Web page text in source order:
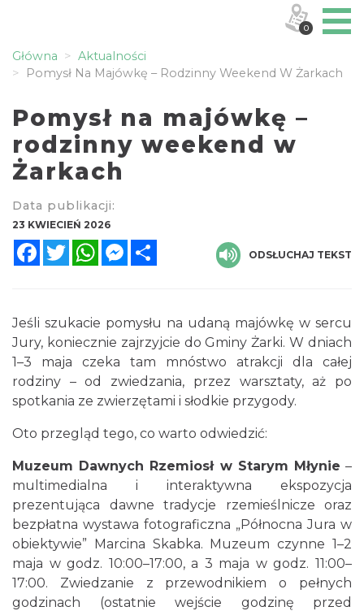
Główna
Aktualności
Pomysł Na Majówkę – Rodzinny Weekend W Żarkach
Pomysł na majówkę –
rodzinny weekend w
Żarkach
Data publikacji:
23 KWIECIEŃ 2026
FacebookTwitterWhatsAppMessenger
ODSŁUCHAJ TEKST
Jeśli szukacie pomysłu na udaną majówkę w sercu
Jury, koniecznie zajrzyjcie do Gminy Żarki. W dniach
1–3 maja czeka tam mnóstwo atrakcji dla całej
rodziny – od zwiedzania, przez warsztaty, aż po
spotkania ze zwierzętami i słodkie przygody.
Oto przegląd tego, co warto odwiedzić:
Muzeum Dawnych Rzemiosł w Starym Młynie –
multimedialna i interaktywna ekspozycja
prezentująca dawne tradycje rzemieślnicze oraz
bezpłatna wystawa fotograficzna „Północna Jura w
obiektywie” Marcina Skabka. Muzeum czynne 1–2
maja w godz. 10:00–17:00, a 3 maja w godz. 11:00–
17:00. Zwiedzanie z przewodnikiem o pełnych
godzinach (ostatnie wejście godzinę przed
0